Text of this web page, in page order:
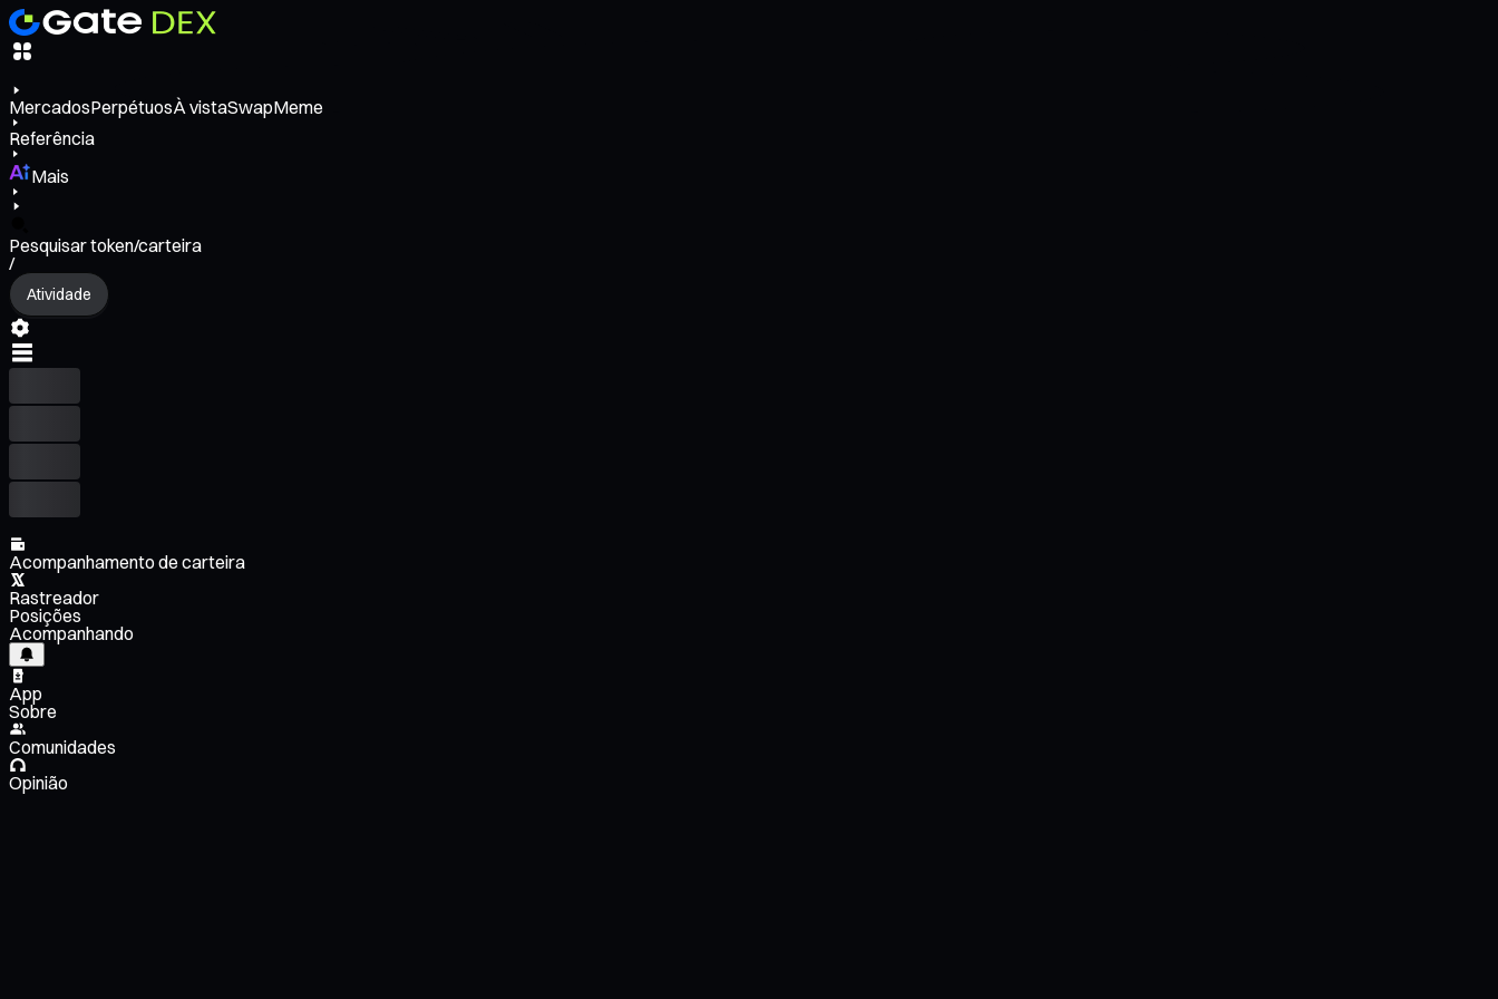
MercadosPerpétuosÀ vistaSwapMeme
Referência
Mais
Pesquisar token/carteira
/
Atividade
Acompanhamento de carteira
Rastreador
Posições
Acompanhando
App
Sobre
Comunidades
Opinião